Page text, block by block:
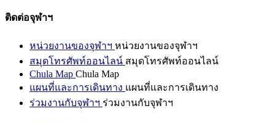
ติดต่อจุฬาฯ
หน่วยงานของจุฬาฯ หน่วยงานของจุฬาฯ
สมุดโทรศัพท์ออนไลน์ สมุดโทรศัพท์ออนไลน์
Chula Map Chula Map
แผนที่และการเดินทาง แผนที่และการเดินทาง
ร่วมงานกับจุฬาฯ ร่วมงานกับจุฬาฯ